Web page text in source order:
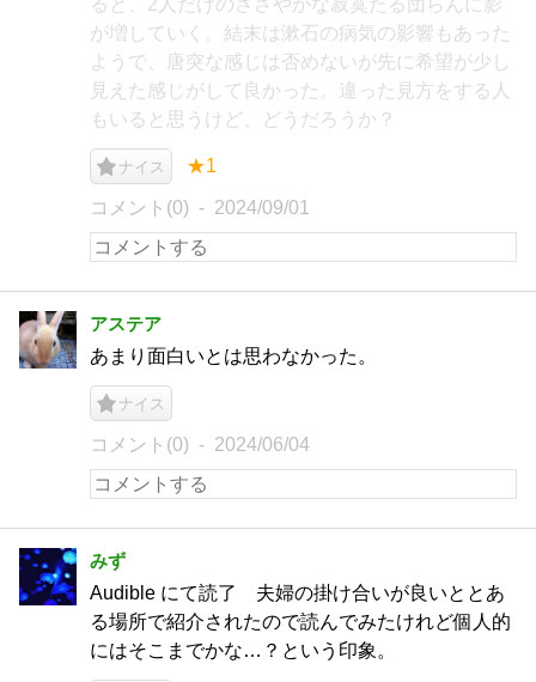
ると、2人だけのささやかな寂寞たる団らんに影
が増していく。結末は漱石の病気の影響もあった
ようで、唐突な感じは否めないが先に希望が少し
見えた感じがして良かった。違った見方をする人
もいると思うけど、どうだろうか？
ナイス ★1
コメント(0) 2024/09/01
アステア
あまり面白いとは思わなかった。
ナイス
コメント(0) 2024/06/04
みず
Audible にて読了 夫婦の掛け合いが良いととあ
る場所で紹介されたので読んでみたけれど個人的
にはそこまでかな…？という印象。